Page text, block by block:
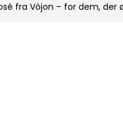
fra Vòjon – for dem, der